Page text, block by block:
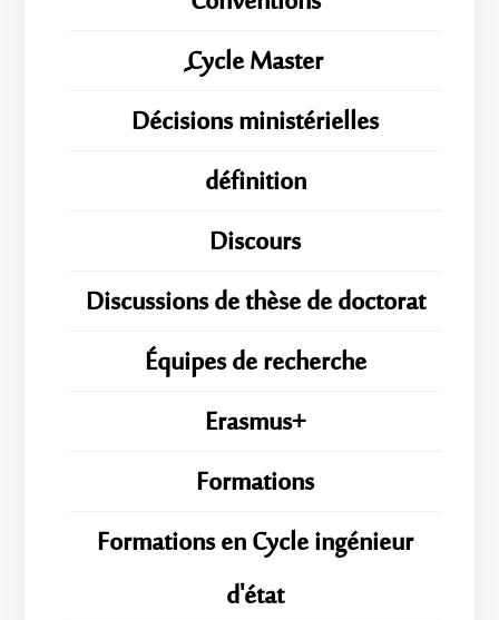
ِِِCycle Master
Décisions ministérielles
définition
Discours
Discussions de thèse de doctorat
Équipes de recherche
Erasmus+
Formations
Formations en Cycle ingénieur
d'état